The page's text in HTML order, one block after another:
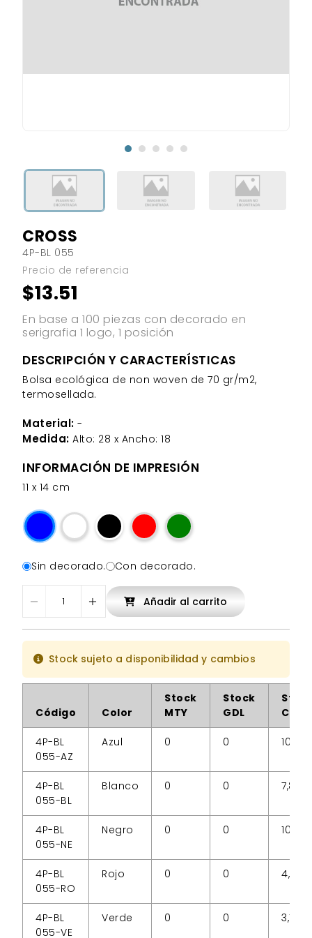
CROSS
4P-BL 055
Precio de referencia
$13.51
En base a 100 piezas con decorado en
serigrafia 1 logo, 1 posición
DESCRIPCIÓN Y CARACTERÍSTICAS
Bolsa ecológica de non woven de 70 gr/m2,
termosellada.
Material: -
Medida: Alto: 28 x Ancho: 18
INFORMACIÓN DE IMPRESIÓN
11 x 14 cm
Sin decorado. Con decorado.
Añadir al carrito
Stock sujeto a disponibilidad y cambios
Código Color
Stock
MTY
Stock
GDL
4P-BL
055-AZ
Azul 0 0 10
4P-BL
055-BL
Blanco 0 0 7,852
4P-BL
055-NE
Negro 0 0 10,618
4P-BL
055-RO
Rojo 0 0 4,566
4P-BL
055-VE
Verde 0 0 3,145